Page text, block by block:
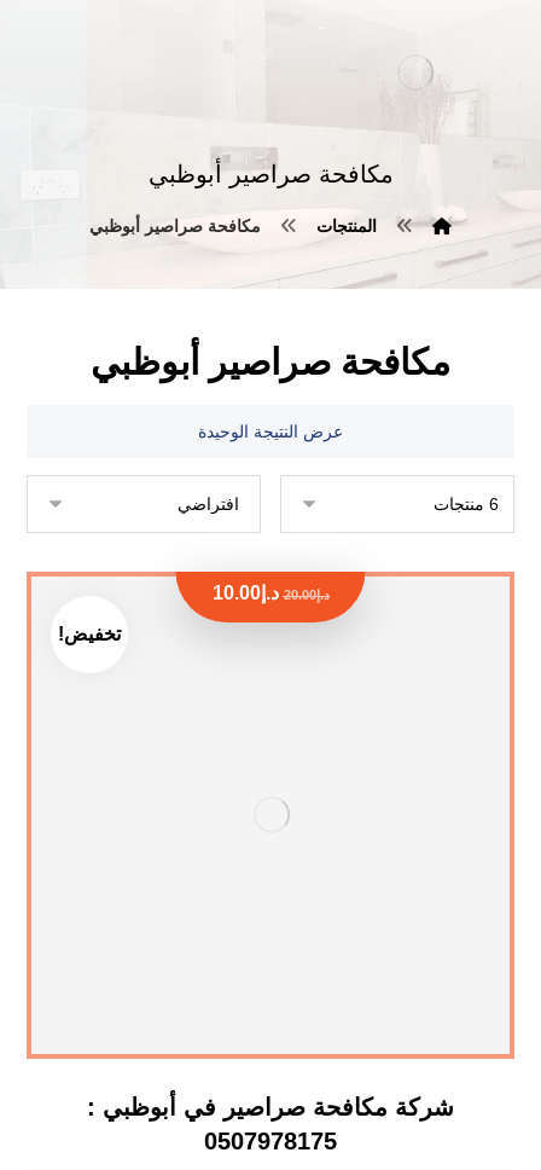
مكافحة صراصير أبوظبي
المنتجات مكافحة صراصير أبوظبي
مكافحة صراصير أبوظبي
عرض النتيجة الوحيدة
تخفيض!
شركة مكافحة صراصير في أبوظبي :
0507978175
د.إ20.00 د.إ10.00